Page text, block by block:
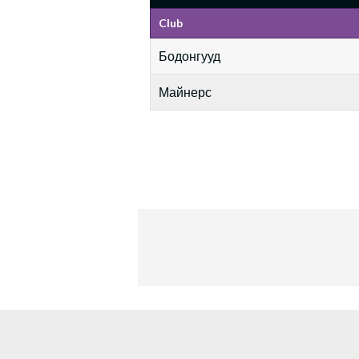
Club
Бодонгууд
Майнерс